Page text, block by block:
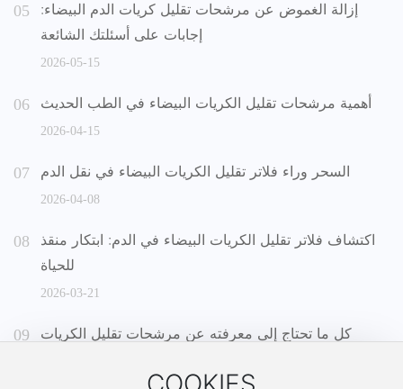
إزالة الغموض عن مرشحات تقليل كريات الدم البيضاء:
إجابات على أسئلتك الشائعة
2026-05-15
أهمية مرشحات تقليل الكريات البيضاء في الطب الحديث
2026-04-15
السحر وراء فلاتر تقليل الكريات البيضاء في نقل الدم
2026-04-08
اكتشاف فلاتر تقليل الكريات البيضاء في الدم: ابتكار منقذ
للحياة
2026-03-21
كل ما تحتاج إلى معرفته عن مرشحات تقليل الكريات